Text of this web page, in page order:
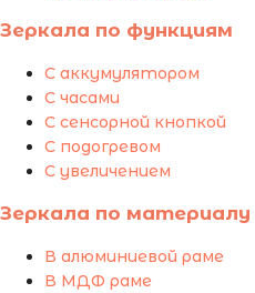
Зеркала по функциям
С аккумулятором
С часами
С сенсорной кнопкой
С подогревом
С увеличением
Зеркала по
В алюминиевой раме
В МДФ раме